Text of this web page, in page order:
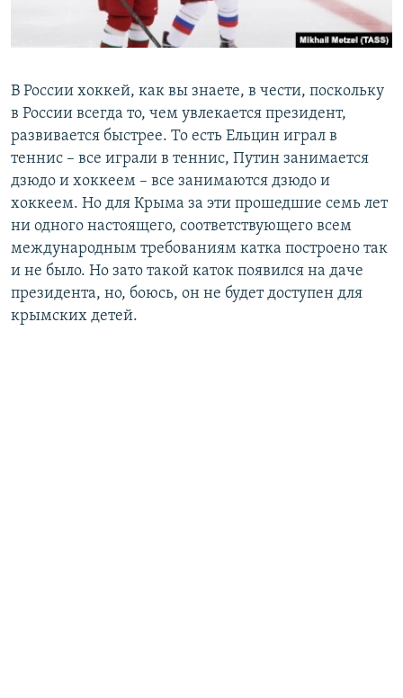
В России хоккей, как вы знаете, в чести, поскольку
в России всегда то, чем увлекается президент,
развивается быстрее. То есть Ельцин играл в
теннис – все играли в теннис, Путин занимается
дзюдо и хоккеем – все занимаются дзюдо и
хоккеем. Но для Крыма за эти прошедшие семь лет
ни одного настоящего, соответствующего всем
международным требованиям катка построено так
и не было. Но зато такой каток появился на даче
президента, но, боюсь, он не будет доступен для
крымских детей.